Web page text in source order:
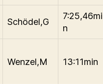
Schödel,G
7:25,46mi
n
Wenzel,M 13:11min